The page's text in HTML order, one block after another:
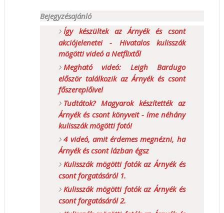
Bejegyzésajánló
Így készültek az Árnyék és csont
akciójelenetei - Hivatalos kulisszák
mögötti videó a Netflixtől
Megható videó: Leigh Bardugo
először találkozik az Árnyék és csont
főszereplőivel
Tudtátok? Magyarok készítették az
Árnyék és csont könyveit - íme néhány
kulisszák mögötti fotó!
4 videó, amit érdemes megnézni, ha
Árnyék és csont lázban égsz
Kulisszák mögötti fotók az Árnyék és
csont forgatásáról 1.
Kulisszák mögötti fotók az Árnyék és
csont forgatásáról 2.